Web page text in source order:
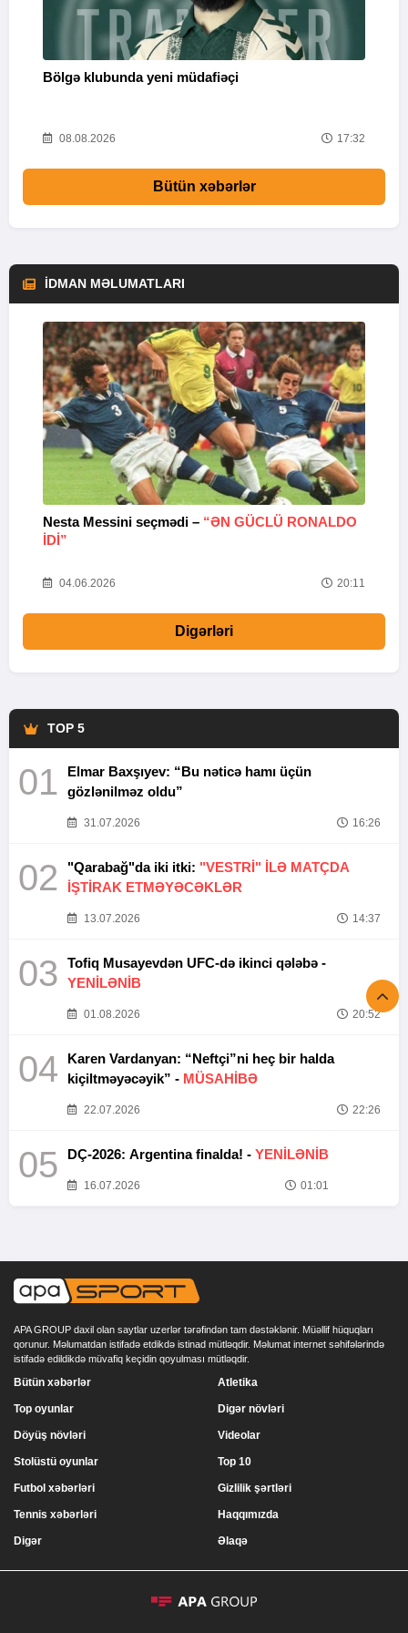
Bölgə klubunda yeni müdafiəçi
08.08.2026 17:32
Bütün xəbərlər
İDMAN MƏLUMATLARI
Nesta Messini seçmədi – “ƏN GÜCLÜ RONALDO
IDI”
04.06.2026 20:11
Digərləri
TOP 5
01
Elmar Baxşıyev: “Bu nəticə hamı üçün
gözlənilməz oldu”
31.07.2026 16:26
02 "Qarabağ"da iki itki: "VESTRİ" İLƏ MATÇDA
İŞTİRAK ETMƏYƏCƏKLƏR
13.07.2026 14:37
03
Tofiq Musayevdən UFC-də ikinci qələbə -
YENİLƏNİB
01.08.2026 20:52
04
Karen Vardanyan: “Neftçi”ni heç bir halda
kiçiltməyəcəyik” - MÜSAHİBƏ
22.07.2026 22:26
05 DÇ-2026: Argentina finalda! - YENİLƏNİB
16.07.2026 01:01
APA GROUP daxil olan saytlar uzerlər tərəfindən tam dəstəklənir. Müəllif hüquqları
qorunur. Məlumatdan istifadə etdikdə istinad mütləqdir. Məlumat internet səhifələrində
istifadə edildikdə müvafiq keçidin qoyulması mütləqdir.
Bütün xəbərlər
Top oyunlar
Döyüş növləri
Stolüstü oyunlar
Atletika
Digər növləri
Videolar
Top 10
Futbol xəbərləri
Tennis xəbərləri
Digər
Gizlilik şərtləri
Haqqımızda
Əlaqə